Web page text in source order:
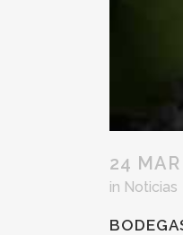
24 MAR
in Noticias